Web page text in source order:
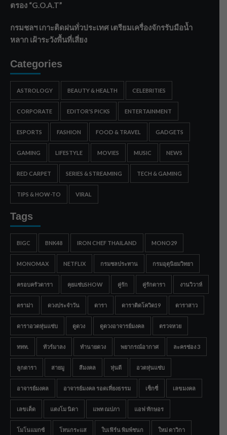
ตรอง “G.O.A.T”
กรมชลฯ เกาะติดฝนทั่วประเทศ เตรียมเครื่องจักรรับมือน้ำ
หลาก เฝ้าระวังพื้นที่เสี่ยง
Categories
ASTROLOGY BEAUTY & HEALTH CELEBRITIES
CORPORATE EDITOR'S PICKS ENTERTAINMENT
ESPORTS FASHION FOOD & TRAVEL GADGETS
GAMING LIFESTYLE MOVIES MUSIC NEWS
RED CARPET SERIES & STREAMING TECH & GAMING
TIPS & HOW-TO VIRAL
Tags
BIGC BNK48 IRON CHEF THAILAND MONO29
MONOMAX NETFLIX กรมชลประทาน กรมอุตุนิยมวิทยา
ครอบครัวดารา คุยแซ่บSHOW คู่รัก คู่รักดารา งานวิวาห์
ดราม่า ดวงประจำวัน ดารา ดาราติดโควิด19 ดาราสาว
ดาราอวดหุ่นแซ่บ ดูดวง ดูดวงอาจารย์มงคล ตรวจหวย
ททท. ทัวร์มาลง ทำนายดวง พยากรณ์อากาศ ละครช่อง 3
ลูกดารา สายมู สีมงคล หุ่นดี อวดหุ่นแซ่บ
อาจารย์มงคล อาจารย์มงคล รอดเที่ยงธรรม เซ็กซี่ เลขมงคล
เลขเด็ด แตงโม นิดา แพท ณปภา แอฟ ทักษอร
โมโนแมกซ์ โหนกระแส ใบเฟิร์น พิมพ์ชนก ใหม่ ดาวิกา